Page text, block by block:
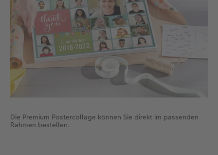
Die Premium Postercollage können Sie direkt im passenden
Rahmen bestellen.